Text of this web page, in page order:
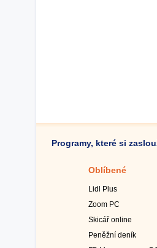
Programy, které si
Oblíbené
Lidl Plus
Zoom PC
Skicář online
Peněžní deník